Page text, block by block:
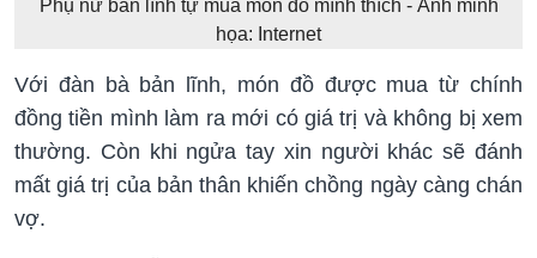
Phụ nữ bản lĩnh tự mua món đồ mình thích - Ảnh minh
họa: Internet
Với đàn bà bản lĩnh, món đồ được mua từ chính
đồng tiền mình làm ra mới có giá trị và không bị xem
thường. Còn khi ngửa tay xin người khác sẽ đánh
mất giá trị của bản thân khiến chồng ngày càng chán
vợ.